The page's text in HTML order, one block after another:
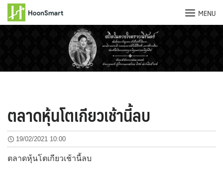
MENU
ตลาดหุ้นโตเกียวเช้านี้ลบ
19/02/2021 10:00
ตลาดหุ้นโตเกียวเช้านี้ลบ